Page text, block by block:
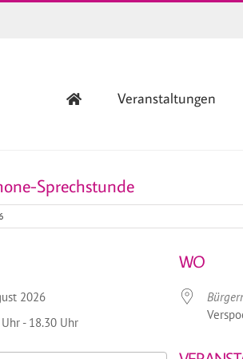
Veranstaltungen
Sprechstunde
2026
- 18.30 Uhr
WO